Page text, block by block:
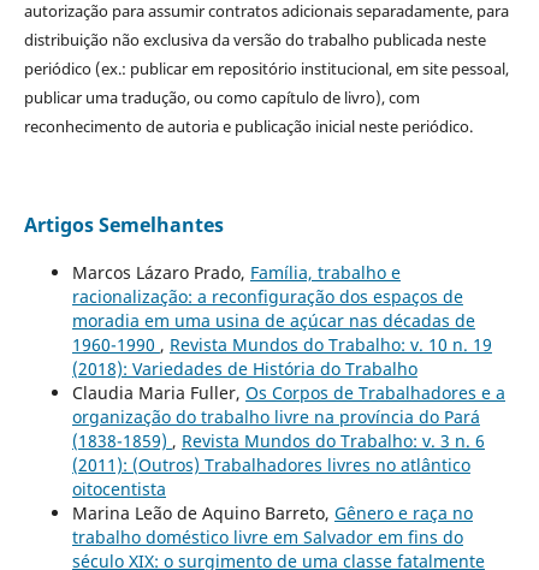
autorização para assumir contratos adicionais separadamente, para
distribuição não exclusiva da versão do trabalho publicada neste
periódico (ex.: publicar em repositório institucional, em site pessoal,
publicar uma tradução, ou como capítulo de livro), com
reconhecimento de autoria e publicação inicial neste periódico.
Artigos Semelhantes
Marcos Lázaro Prado, Família, trabalho e
racionalização: a reconfiguração dos espaços de
moradia em uma usina de açúcar nas décadas de
1960-1990 , Revista Mundos do Trabalho: v. 10 n. 19
(2018): Variedades de História do Trabalho
Claudia Maria Fuller, Os Corpos de Trabalhadores e a
organização do trabalho livre na província do Pará
(1838-1859) , Revista Mundos do Trabalho: v. 3 n. 6
(2011): (Outros) Trabalhadores livres no atlântico
oitocentista
Marina Leão de Aquino Barreto, Gênero e raça no
trabalho doméstico livre em Salvador em fins do
século XIX: o surgimento de uma classe fatalmente